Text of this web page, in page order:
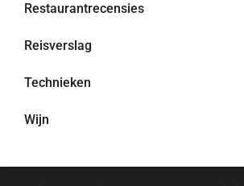
Restaurantrecensies
Reisverslag
Technieken
Wijn